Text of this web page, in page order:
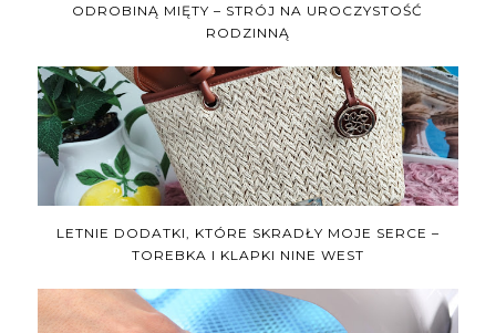
ODROBINĄ MIĘTY – STRÓJ NA UROCZYSTOŚĆ
RODZINNĄ
LETNIE DODATKI, KTÓRE SKRADŁY MOJE SERCE –
TOREBKA I KLAPKI NINE WEST